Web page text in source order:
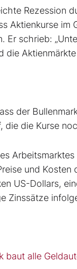
Rezession
Aktienkurse
Er schrieb:
die
der
die Kurse
und Kosten
US-Dollars,
Zinssätze
baut alle